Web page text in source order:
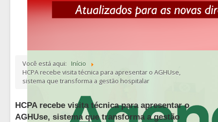
Você está aqui:
Início
HCPA recebe visita técnica para apresentar o AGHUse,
sistema que transforma a gestão hospitalar
HCPA recebe visita técnica para apresentar o
AGHUse, sistema que transforma a gestão